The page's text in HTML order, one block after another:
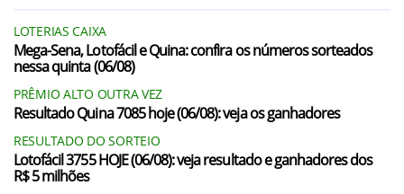
LOTERIAS CAIXA
Mega-Sena, Lotofácil e Quina: confira os números sorteados
nessa quinta (06/08)
PRÊMIO ALTO OUTRA VEZ
Resultado Quina 7085 hoje (06/08): veja os ganhadores
RESULTADO DO SORTEIO
Lotofácil 3755 HOJE (06/08): veja resultado e ganhadores dos
R$ 5 milhões